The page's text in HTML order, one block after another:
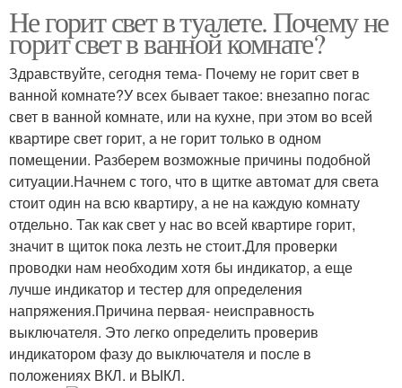
Не горит свет в туалете. Почему не
горит свет в ванной комнате?
Здравствуйте, сегодня тема- Почему не горит свет в
ванной комнате?У всех бывает такое: внезапно погас
свет в ванной комнате, или на кухне, при этом во всей
квартире свет горит, а не горит только в одном
помещении. Разберем возможные причины подобной
ситуации.Начнем с того, что в щитке автомат для света
стоит один на всю квартиру, а не на каждую комнату
отдельно. Так как свет у нас во всей квартире горит,
значит в щиток пока лезть не стоит.Для проверки
проводки нам необходим хотя бы индикатор, а еще
лучше индикатор и тестер для определения
напряжения.Причина первая- неисправность
выключателя. Это легко определить проверив
индикатором фазу до выключателя и после в
положениях ВКЛ. и ВЫКЛ.